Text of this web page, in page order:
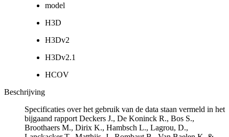
model
H3D
H3Dv2
H3Dv2.1
HCOV
Beschrijving
Specificaties over het gebruik van de data staan vermeld in het
bijgaand rapport Deckers J., De Koninck R., Bos S.,
Broothaers M., Dirix K., Hambsch L., Lagrou, D.,